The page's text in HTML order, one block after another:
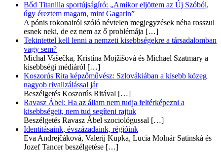
Bőd Titanilla sportújságíró: „Amikor eljöttem az Új Szóból,
úgy éreztem magam, mint Gagarin”
A pónis rokonairól szóló névtelen megjegyzések néha rosszul
esnek neki, de ez nem az ő problémája […]
Tekintettel kell lenni a nemzeti kisebbségekre a társadalomban
vagy sem?
Michal Vašečka, Kristína Mojžišová és Michael Szatmary a
kisebbségi médiáról […]
Koszorús Rita képzőművész: Szlovákiában a kisebb közeg
nagyob rivalizálással jár
Beszélgetés Koszorús Ritával […]
Ravasz Ábel: Ha az állam nem tudja feltérképezni a
kisebbségeit, nem tud segíteni rajtuk
Beszélgetés Ravasz Ábel szociológussal […]
Identitásaink, évszázadaink, régióink
Eva Andrejčáková, Valerij Kupka, Lucia Molnár Satinská és
Jozef Tancer beszélgetése […]